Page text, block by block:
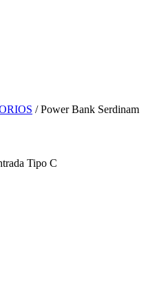
/ Power Bank Serdinam
Tipo C